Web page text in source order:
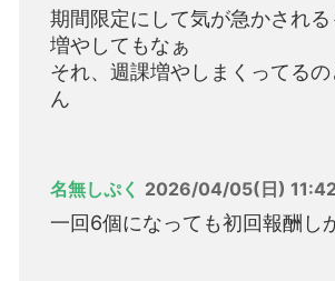
期間限定にして気が急かされる
増やしてもなぁ
それ、週課増やしまくってる
ん
名無しぷく 2026/04/05(日)
一回6個になっても初回報酬し